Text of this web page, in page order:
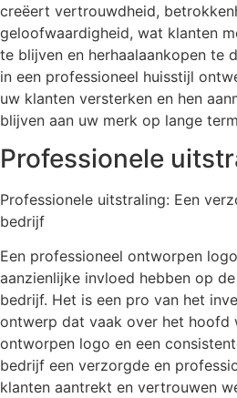
creëert vertrouwdheid,
geloofwaardigheid, wat klanten
te blijven en herhaalaankopen te
in een professioneel huisstijl
uw klanten versterken en hen
blijven aan uw merk op lange
Professionele
Professionele uitstraling: Een
bedrijf
Een professioneel ontworpen
aanzienlijke invloed hebben op
bedrijf. Het is een pro van het
ontwerp dat vaak over het hoofd
ontworpen logo en een
bedrijf een verzorgde en
klanten aantrekt en vertrouwen